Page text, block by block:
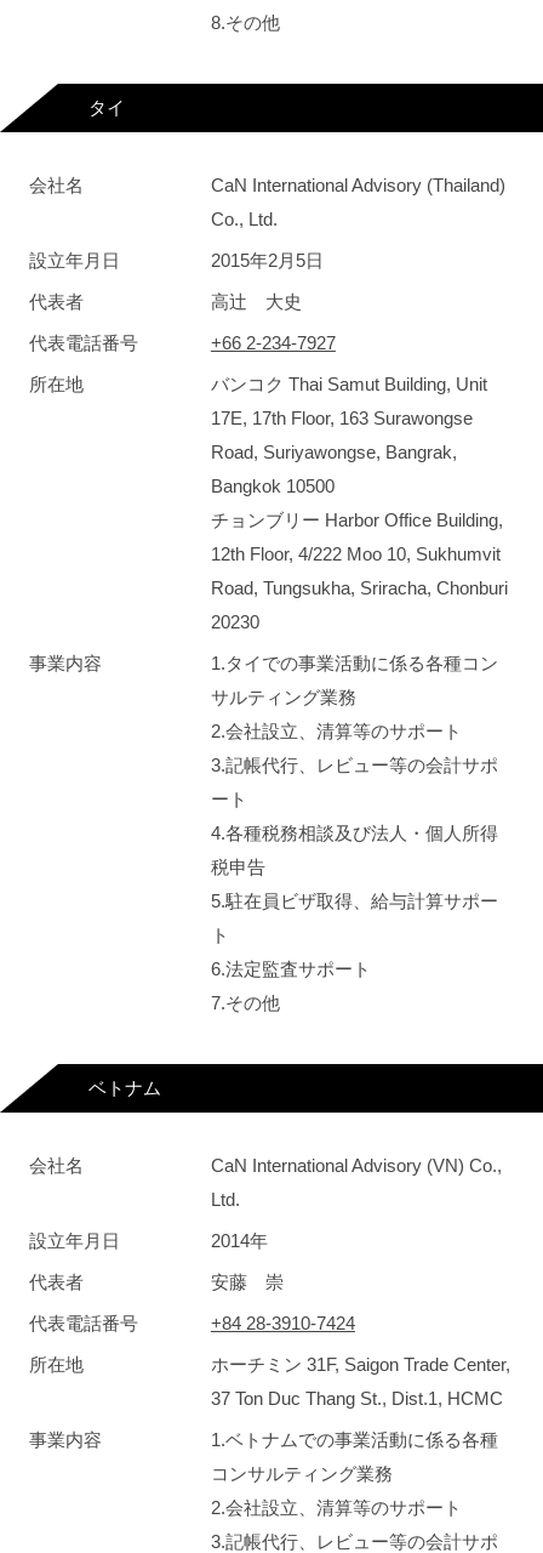
8.その他
タイ
会社名
CaN International Advisory (Thailand)
Co., Ltd.
設立年月日
2015年2月5日
代表者
高辻 大史
代表電話番号
+66 2-234-7927
所在地
バンコク Thai Samut Building, Unit
17E, 17th Floor, 163 Surawongse
Road, Suriyawongse, Bangrak,
Bangkok 10500
チョンブリー Harbor Office Building,
12th Floor, 4/222 Moo 10, Sukhumvit
Road, Tungsukha, Sriracha, Chonburi
20230
事業内容
1.タイでの事業活動に係る各種コン
サルティング業務
2.会社設立、清算等のサポート
3.記帳代行、レビュー等の会計サポ
ート
4.各種税務相談及び法人・個人所得
税申告
5.駐在員ビザ取得、給与計算サポー
ト
6.法定監査サポート
7.その他
ベトナム
会社名
CaN International Advisory (VN) Co.,
Ltd.
設立年月日
2014年
代表者
安藤 崇
代表電話番号
+84 28-3910-7424
所在地
ホーチミン 31F, Saigon Trade Center,
37 Ton Duc Thang St., Dist.1, HCMC
事業内容
1.ベトナムでの事業活動に係る各種
コンサルティング業務
2.会社設立、清算等のサポート
3.記帳代行、レビュー等の会計サポ